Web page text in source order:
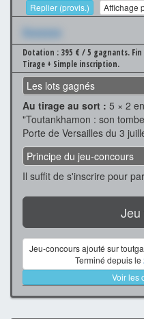
Replier (provis.) Affichage
Xxxxxxx
Dotation : 395 € / 5 gagnants.
Tirage + Simple inscription.
Les lots gagnés
Au tirage au sort : 5 × 2
"Toutankhamon : son
Porte de Versailles du 3
Principe du jeu-concours
Il suffit de s'inscrire pour
Jeu
Jeu-concours ajouté sur
Terminé depuis le
Voir les